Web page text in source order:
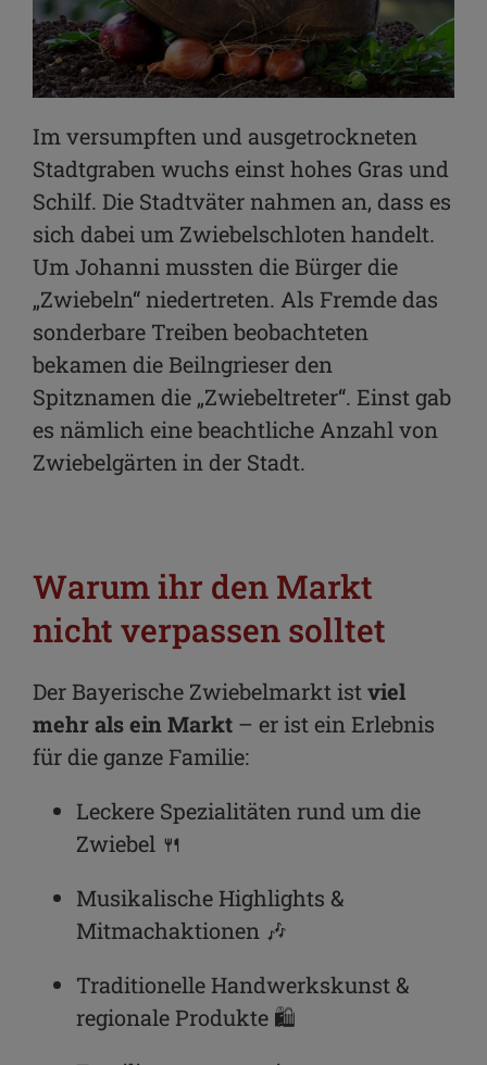
Im versumpften und ausgetrockneten
Stadtgraben wuchs einst hohes Gras und
Schilf. Die Stadtväter nahmen an, dass es
sich dabei um Zwiebelschloten handelt.
Um Johanni mussten die Bürger die
„Zwiebeln“ niedertreten. Als Fremde das
sonderbare Treiben beobachteten
bekamen die Beilngrieser den
Spitznamen die „Zwiebeltreter“. Einst gab
es nämlich eine beachtliche Anzahl von
Zwiebelgärten in der Stadt.
Warum ihr den Markt
nicht verpassen solltet
Der Bayerische Zwiebelmarkt ist viel
mehr als ein Markt – er ist ein Erlebnis
für die ganze Familie:
Leckere Spezialitäten rund um die
Zwiebel 🍴
Musikalische Highlights &
Mitmachaktionen 🎶
Traditionelle Handwerkskunst &
regionale Produkte 🛍️